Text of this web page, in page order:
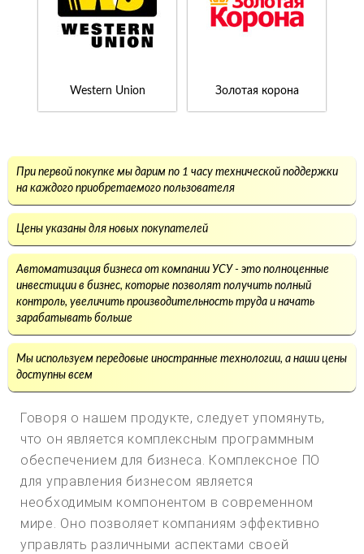
Western Union Золотая корона
При первой покупке мы дарим по 1 часу технической поддержки
на каждого приобретаемого пользователя
Цены указаны для новых покупателей
Автоматизация бизнеса от компании УСУ - это полноценные
инвестиции в бизнес, которые позволят получить полный
контроль, увеличить производительность труда и начать
зарабатывать больше
Мы используем передовые иностранные технологии, а наши цены
доступны всем
Говоря о нашем продукте, следует упомянуть,
что он является комплексным программным
обеспечением для бизнеса. Комплексное ПО
для управления бизнесом является
необходимым компонентом в современном
мире. Оно позволяет компаниям эффективно
управлять различными аспектами своей